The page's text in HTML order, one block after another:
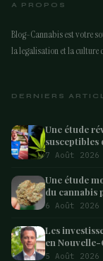
A PROPOS
Blog-Cannabis est votre
la legalisation et la culture
DERNIERS
Une étude
susceptibles
pourrait
7 Août 2026
Une étude
du cannabis
atteints de
6 Août 2026
Les
en
en tant que
5 Août 2026